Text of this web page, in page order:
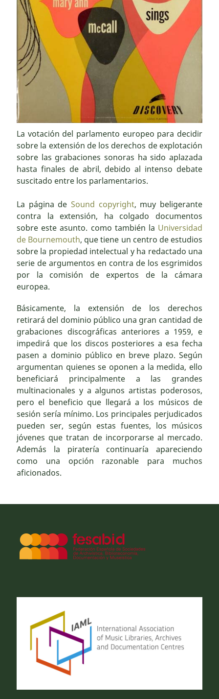
La votación del parlamento europeo para decidir
sobre la extensión de los derechos de explotación
sobre las grabaciones sonoras ha sido aplazada
hasta finales de abril, debido al intenso debate
suscitado entre los parlamentarios.
La página de Sound copyright, muy beligerante
contra la extensión, ha colgado documentos
sobre este asunto. como también la Universidad
de Bournemouth, que tiene un centro de estudios
sobre la propiedad intelectual y ha redactado una
serie de argumentos en contra de los esgrimidos
por la comisión de expertos de la cámara
europea.
Básicamente, la extensión de los derechos
retirará del dominio público una gran cantidad de
grabaciones discográficas anteriores a 1959, e
impedirá que los discos posteriores a esa fecha
pasen a dominio público en breve plazo. Según
argumentan quienes se oponen a la medida, ello
beneficiará principalmente a las grandes
multinacionales y a algunos artistas poderosos,
pero el beneficio que llegará a los músicos de
sesión sería mínimo. Los principales perjudicados
pueden ser, según estas fuentes, los músicos
jóvenes que tratan de incorporarse al mercado.
Además la piratería continuaría apareciendo
como una opción razonable para muchos
aficionados.